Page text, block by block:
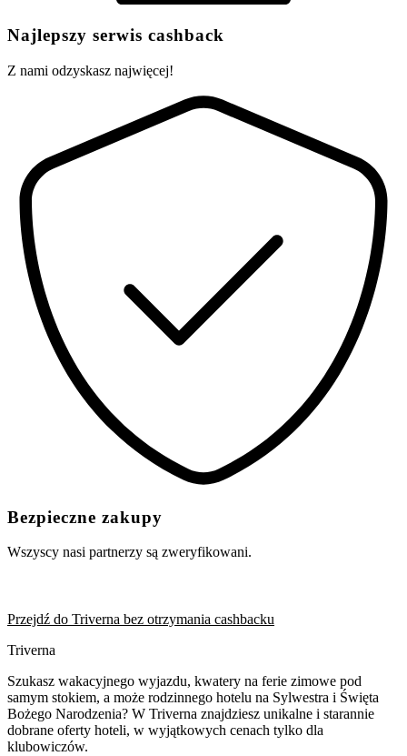
Najlepszy serwis cashback
Z nami odzyskasz najwięcej!
Bezpieczne zakupy
Wszyscy nasi partnerzy są zweryfikowani.
Przejdź do Triverna bez otrzymania cashbacku
Triverna
Szukasz wakacyjnego wyjazdu, kwatery na ferie zimowe pod
samym stokiem, a może rodzinnego hotelu na Sylwestra i Święta
Bożego Narodzenia? W Triverna znajdziesz unikalne i starannie
dobrane oferty hoteli, w wyjątkowych cenach tylko dla
klubowiczów.